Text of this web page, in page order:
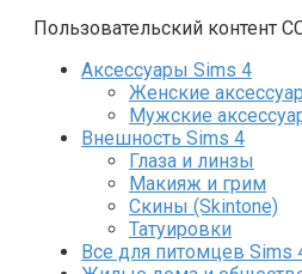
Пользовательский контент
Аксессуары Sims 4
Женские
Мужские
Внешность Sims 4
Глаза и линзы
Макияж и грим
Скины (Skintone)
Татуировки
Все для питомцев Sims